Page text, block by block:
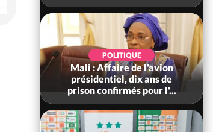
POLITIQUE
Mali : Affaire de l'avion
présidentiel, dix ans de
prison confirmés pour l'...